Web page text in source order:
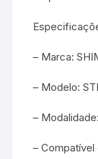
– Marca:
– Modelo:
–
–